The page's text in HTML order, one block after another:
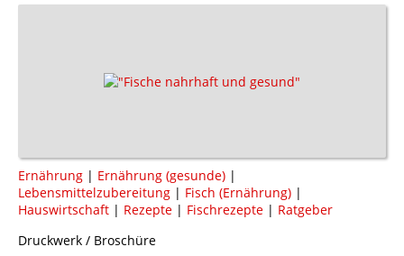
Ernährung | Ernährung (gesunde) |
Lebensmittelzubereitung | Fisch (Ernährung) |
Hauswirtschaft | Rezepte | Fischrezepte | Ratgeber
Druckwerk / Broschüre